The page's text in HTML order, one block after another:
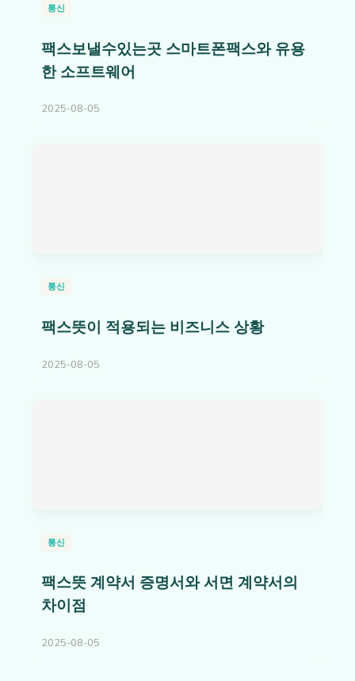
통신
팩스보낼수있는곳 스마트폰팩스와 유용
한 소프트웨어
2025-08-05
통신
팩스뜻이 적용되는 비즈니스 상황
2025-08-05
통신
팩스뜻 계약서 증명서와 서면 계약서의
차이점
2025-08-05